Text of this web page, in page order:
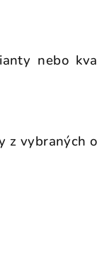
nebo
z vybraných